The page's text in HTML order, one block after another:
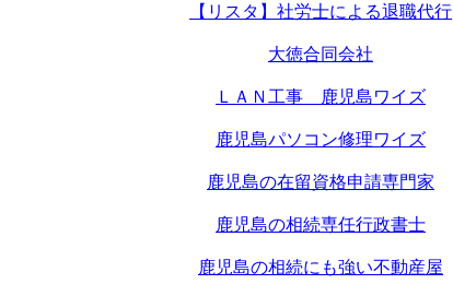
【リスタ】社労士による退職代行
大徳合同会社
ＬＡＮ工事 鹿児島ワイズ
鹿児島パソコン修理ワイズ
鹿児島の在留資格申請専門家
鹿児島の相続専任行政書士
鹿児島の相続にも強い不動産屋